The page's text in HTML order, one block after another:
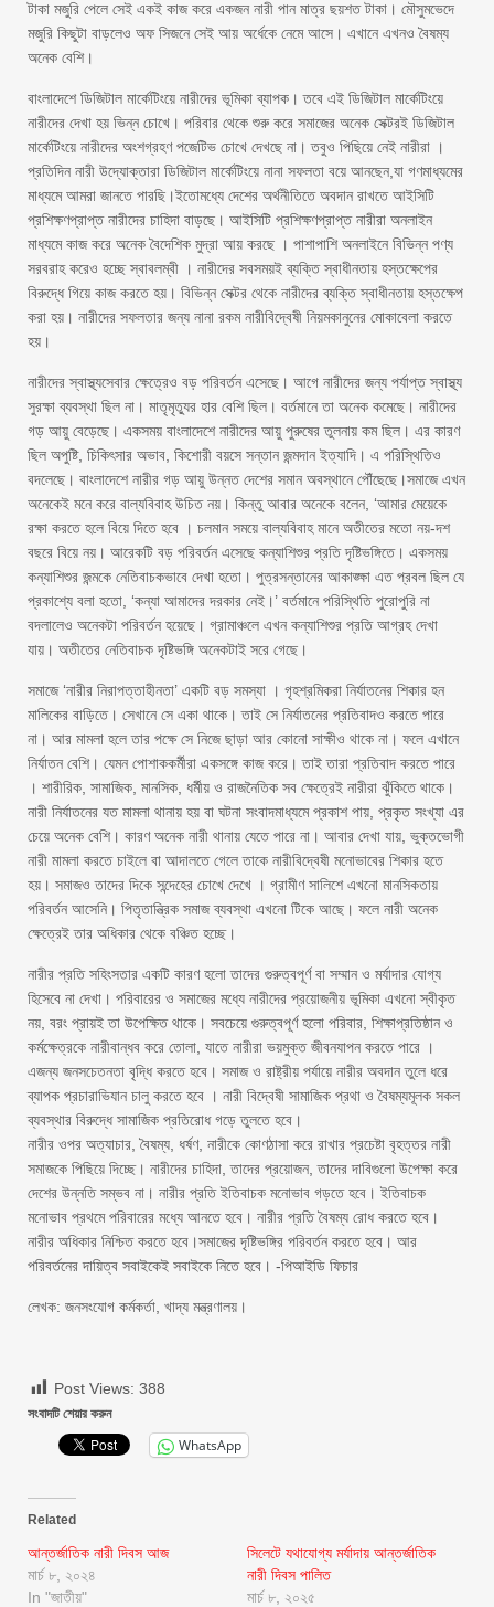
টাকা মজুরি পেলে সেই একই কাজ করে একজন নারী পান মাত্র ছয়শত টাকা। মৌসুমভেদে
মজুরি কিছুটা বাড়লেও অফ সিজনে সেই আয় অর্ধেকে নেমে আসে। এখানে এখনও বৈষম্য
অনেক বেশি।
বাংলাদেশে ডিজিটাল মার্কেটিংয়ে নারীদের ভূমিকা ব্যাপক। তবে এই ডিজিটাল মার্কেটিংয়ে
নারীদের দেখা হয় ভিন্ন চোখে। পরিবার থেকে শুরু করে সমাজের অনেক সেক্টরই ডিজিটাল
মার্কেটিংয়ে নারীদের অংশগ্রহণ পজেটিভ চোখে দেখছে না। তবুও পিছিয়ে নেই নারীরা ।
প্রতিদিন নারী উদ্যোক্তারা ডিজিটাল মার্কেটিংয়ে নানা সফলতা বয়ে আনছেন,যা গণমাধ্যমের
মাধ্যমে আমরা জানতে পারছি।ইতোমধ্যে দেশের অর্থনীতিতে অবদান রাখতে আইসিটি
প্রশিক্ষণপ্রাপ্ত নারীদের চাহিদা বাড়ছে। আইসিটি প্রশিক্ষণপ্রাপ্ত নারীরা অনলাইন
মাধ্যমে কাজ করে অনেক বৈদেশিক মুদ্রা আয় করছে । পাশাপাশি অনলাইনে বিভিন্ন পণ্য
সরবরাহ করেও হচ্ছে স্বাবলম্বী । নারীদের সবসময়ই ব্যক্তি স্বাধীনতায় হস্তক্ষেপের
বিরুদ্ধে গিয়ে কাজ করতে হয়। বিভিন্ন সেক্টর থেকে নারীদের ব্যক্তি স্বাধীনতায় হস্তক্ষেপ
করা হয়। নারীদের সফলতার জন্য নানা রকম নারীবিদ্বেষী নিয়মকানুনের মোকাবেলা করতে
হয়।
নারীদের স্বাস্থ্যসেবার ক্ষেত্রেও বড় পরিবর্তন এসেছে। আগে নারীদের জন্য পর্যাপ্ত স্বাস্থ্য
সুরক্ষা ব্যবস্থা ছিল না। মাতৃমৃত্যুর হার বেশি ছিল। বর্তমানে তা অনেক কমেছে। নারীদের
গড় আয়ু বেড়েছে। একসময় বাংলাদেশে নারীদের আয়ু পুরুষের তুলনায় কম ছিল। এর কারণ
ছিল অপুষ্টি, চিকিৎসার অভাব, কিশোরী বয়সে সন্তান জন্মদান ইত্যাদি। এ পরিস্থিতিও
বদলেছে। বাংলাদেশে নারীর গড় আয়ু উন্নত দেশের সমান অবস্থানে পৌঁছেছে।সমাজে এখন
অনেকেই মনে করে বাল্যবিবাহ উচিত নয়। কিন্তু আবার অনেকে বলেন, ‘আমার মেয়েকে
রক্ষা করতে হলে বিয়ে দিতে হবে । চলমান সময়ে বাল্যবিবাহ মানে অতীতের মতো নয়-দশ
বছরে বিয়ে নয়। আরেকটি বড় পরিবর্তন এসেছে কন্যাশিশুর প্রতি দৃষ্টিভঙ্গিতে। একসময়
কন্যাশিশুর জন্মকে নেতিবাচকভাবে দেখা হতো। পুত্রসন্তানের আকাঙ্ক্ষা এত প্রবল ছিল যে
প্রকাশ্যে বলা হতো, ‘কন্যা আমাদের দরকার নেই।’ বর্তমানে পরিস্থিতি পুরোপুরি না
বদলালেও অনেকটা পরিবর্তন হয়েছে। গ্রামাঞ্চলে এখন কন্যাশিশুর প্রতি আগ্রহ দেখা
যায়। অতীতের নেতিবাচক দৃষ্টিভঙ্গি অনেকটাই সরে গেছে।
সমাজে ‘নারীর নিরাপত্তাহীনতা’ একটি বড় সমস্যা । গৃহশ্রমিকরা নির্যাতনের শিকার হন
মালিকের বাড়িতে। সেখানে সে একা থাকে। তাই সে নির্যাতনের প্রতিবাদও করতে পারে
না। আর মামলা হলে তার পক্ষে সে নিজে ছাড়া আর কোনো সাক্ষীও থাকে না। ফলে এখানে
নির্যাতন বেশি। যেমন পোশাককর্মীরা একসঙ্গে কাজ করে। তাই তারা প্রতিবাদ করতে পারে
। শারীরিক, সামাজিক, মানসিক, ধর্মীয় ও রাজনৈতিক সব ক্ষেত্রেই নারীরা ঝুঁকিতে থাকে।
নারী নির্যাতনের যত মামলা থানায় হয় বা ঘটনা সংবাদমাধ্যমে প্রকাশ পায়, প্রকৃত সংখ্যা এর
চেয়ে অনেক বেশি। কারণ অনেক নারী থানায় যেতে পারে না। আবার দেখা যায়, ভুক্তভোগী
নারী মামলা করতে চাইলে বা আদালতে গেলে তাকে নারীবিদ্বেষী মনোভাবের শিকার হতে
হয়। সমাজও তাদের দিকে সন্দেহের চোখে দেখে । গ্রামীণ সালিশে এখনো মানসিকতায়
পরিবর্তন আসেনি। পিতৃতান্ত্রিক সমাজ ব্যবস্থা এখনো টিকে আছে। ফলে নারী অনেক
ক্ষেত্রেই তার অধিকার থেকে বঞ্চিত হচ্ছে।
নারীর প্রতি সহিংসতার একটি কারণ হলো তাদের গুরুত্বপূর্ণ বা সম্মান ও মর্যাদার যোগ্য
হিসেবে না দেখা। পরিবারের ও সমাজের মধ্যে নারীদের প্রয়োজনীয় ভূমিকা এখনো স্বীকৃত
নয়, বরং প্রায়ই তা উপেক্ষিত থাকে। সবচেয়ে গুরুত্বপূর্ণ হলো পরিবার, শিক্ষাপ্রতিষ্ঠান ও
কর্মক্ষেত্রকে নারীবান্ধব করে তোলা, যাতে নারীরা ভয়মুক্ত জীবনযাপন করতে পারে ।
এজন্য জনসচেতনতা বৃদ্ধি করতে হবে। সমাজ ও রাষ্ট্রীয় পর্যায়ে নারীর অবদান তুলে ধরে
ব্যাপক প্রচারাভিযান চালু করতে হবে । নারী বিদ্বেষী সামাজিক প্রথা ও বৈষম্যমূলক সকল
ব্যবস্থার বিরুদ্ধে সামাজিক প্রতিরোধ গড়ে তুলতে হবে।
নারীর ওপর অত্যাচার, বৈষম্য, ধর্ষণ, নারীকে কোণঠাসা করে রাখার প্রচেষ্টা বৃহত্তর নারী
সমাজকে পিছিয়ে দিচ্ছে। নারীদের চাহিদা, তাদের প্রয়োজন, তাদের দাবিগুলো উপেক্ষা করে
দেশের উন্নতি সম্ভব না। নারীর প্রতি ইতিবাচক মনোভাব গড়তে হবে। ইতিবাচক
মনোভাব প্রথমে পরিবারের মধ্যে আনতে হবে। নারীর প্রতি বৈষম্য রোধ করতে হবে।
নারীর অধিকার নিশ্চিত করতে হবে।সমাজের দৃষ্টিভঙ্গির পরিবর্তন করতে হবে। আর
পরিবর্তনের দায়িত্ব সবাইকেই সবাইকে নিতে হবে। -পিআইডি ফিচার
লেখক: জনসংযোগ কর্মকর্তা, খাদ্য মন্ত্রণালয়।
Post Views: 388
সংবাদটি শেয়ার করুন
WhatsApp
Related
আন্তর্জাতিক নারী দিবস আজ
মার্চ ৮, ২০২৪
In "জাতীয়"
সিলেটে যথাযোগ্য মর্যাদায় আন্তর্জাতিক
নারী দিবস পালিত
মার্চ ৮, ২০২৫